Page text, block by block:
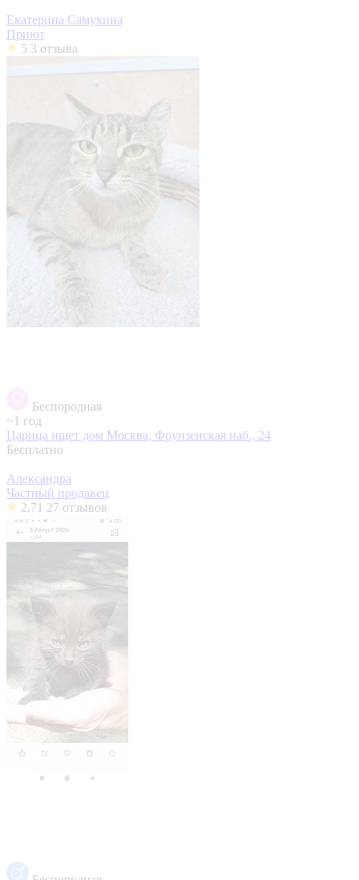
Екатерина Самухина
Приют
5 3 отзыва
Беспородная
~1 год
Царица ищет дом Москва, Фрунзенская наб., 24
Бесплатно
Александра
Частный продавец
2.71 27 отзывов